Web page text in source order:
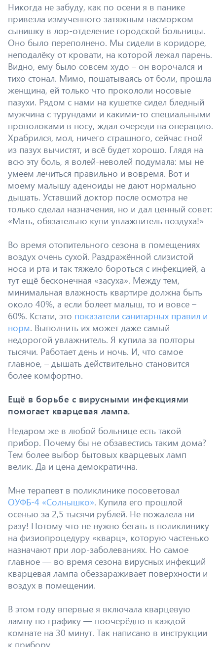
Никогда не забуду, как по осени я в панике
привезла измученного затяжным насморком
сынишку в лор-отделение городской больницы.
Оно было переполнено. Мы сидели в коридоре,
неподалёку от кровати, на которой лежал парень.
Видно, ему было совсем худо – он ворочался и
тихо стонал. Мимо, пошатываясь от боли, прошла
женщина, ей только что прокололи носовые
пазухи. Рядом с нами на кушетке сидел бледный
мужчина с турундами и какими-то специальными
проволоками в носу, ждал очереди на операцию.
Храбрился, мол, ничего страшного, сейчас гной
из пазух вычистят, и всё будет хорошо. Глядя на
всю эту боль, я волей-неволей подумала: мы не
умеем лечиться правильно и вовремя. Вот и
моему малышу аденоиды не дают нормально
дышать. Уставший доктор после осмотра не
только сделал назначения, но и дал ценный совет:
«Мать, обязательно купи увлажнитель воздуха!»
Во время отопительного сезона в помещениях
воздух очень сухой. Раздражённой слизистой
носа и рта и так тяжело бороться с инфекцией, а
тут ещё бесконечная «засуха». Между тем,
минимальная влажность квартире должна быть
около 40%, а если болеет малыш, то и вовсе –
60%. Кстати, это показатели санитарных правил и
норм. Выполнить их может даже самый
недорогой увлажнитель. Я купила за полторы
тысячи. Работает день и ночь. И, что самое
главное, – дышать действительно становится
более комфортно.
Ещё в борьбе с вирусными инфекциями
помогает кварцевая лампа.
Недаром же в любой больнице есть такой
прибор. Почему бы не обзавестись таким дома?
Тем более выбор бытовых кварцевых ламп
велик. Да и цена демократична.
Мне терапевт в поликлинике посоветовал
ОУФБ-4 «Солнышко». Купила его прошлой
осенью за 2,5 тысячи рублей. Не пожалела ни
разу! Потому что не нужно бегать в поликлинику
на физиопроцедуру «кварц», которую частенько
назначают при лор-заболеваниях. Но самое
главное — во время сезона вирусных инфекций
кварцевая лампа обеззараживает поверхности и
воздух в помещении.
В этом году впервые я включала кварцевую
лампу по графику — поочерёдно в каждой
комнате на 30 минут. Так написано в инструкции
к прибору.